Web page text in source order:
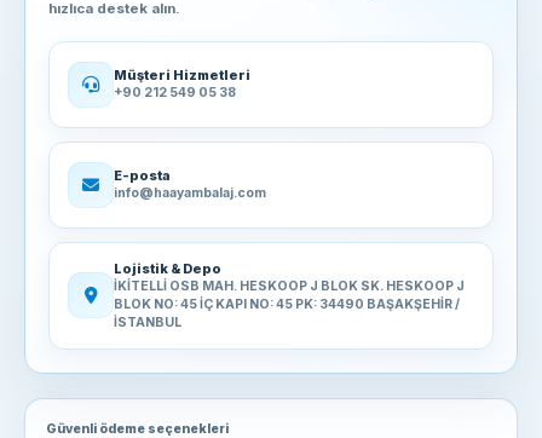
hızlıca destek alın.
Müşteri Hizmetleri
+90 212 549 05 38
E-posta
info@haayambalaj.com
Lojistik & Depo
İKİTELLİ OSB MAH. HESKOOP J BLOK SK. HESKOOP J
BLOK NO: 45 İÇ KAPI NO: 45 PK: 34490 BAŞAKŞEHİR /
İSTANBUL
Güvenli ödeme seçenekleri